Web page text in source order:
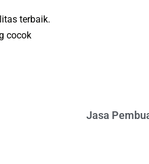
terbaik.
cocok
Jasa